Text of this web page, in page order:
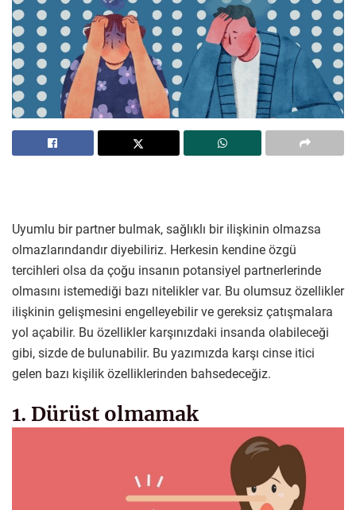
Uyumlu bir partner bulmak, sağlıklı bir ilişkinin olmazsa
olmazlarındandır diyebiliriz. Herkesin kendine özgü
tercihleri ​​olsa da çoğu insanın potansiyel partnerlerinde
olmasını istemediği bazı nitelikler var. Bu olumsuz özellikler
ilişkinin gelişmesini engelleyebilir ve gereksiz çatışmalara
yol açabilir. Bu özellikler karşınızdaki insanda olabileceği
gibi, sizde de bulunabilir. Bu yazımızda karşı cinse itici
gelen bazı kişilik özelliklerinden bahsedeceğiz.
1. Dürüst olmamak